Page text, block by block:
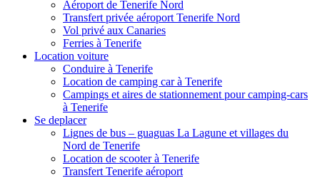
Aéroport de Tenerife Nord
Transfert privée aéroport Tenerife Nord
Vol privé aux Canaries
Ferries à Tenerife
Location voiture
Conduire à Tenerife
Location de camping car à Tenerife
Campings et aires de stationnement pour camping-cars
à Tenerife
Se deplacer
Lignes de bus – guaguas La Lagune et villages du
Nord de Tenerife
Location de scooter à Tenerife
Transfert Tenerife aéroport